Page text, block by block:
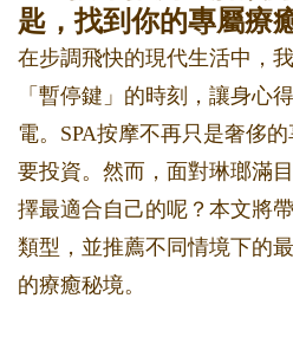
匙，找到你的專屬療
在步調飛快的現代生活中，
「暫停鍵」的時刻，讓身心
電。SPA按摩不再只是奢侈
要投資。然而，面對琳瑯滿
擇最適合自己的呢？本文將
類型，並推薦不同情境下的
的療癒秘境。